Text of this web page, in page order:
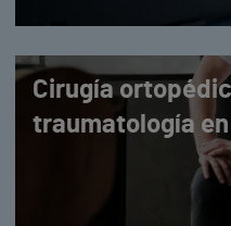
Cirugía
traumatología